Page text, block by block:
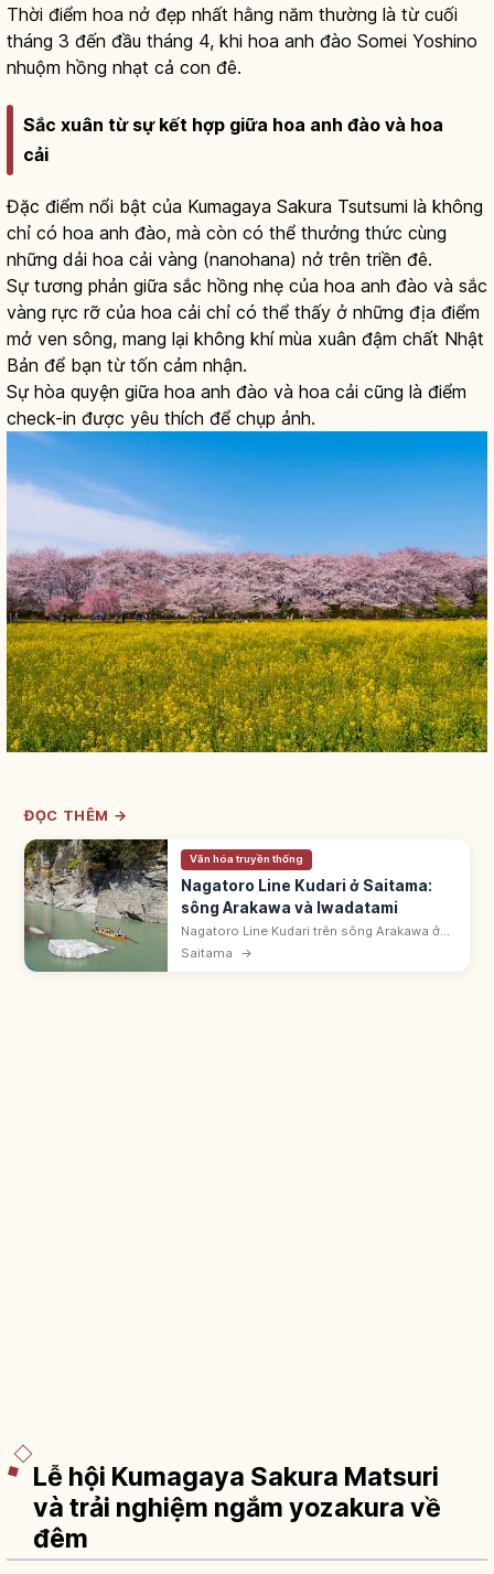
Thời điểm hoa nở đẹp nhất hằng năm thường là từ cuối
tháng 3 đến đầu tháng 4, khi hoa anh đào Somei Yoshino
nhuộm hồng nhạt cả con đê.
Sắc xuân từ sự kết hợp giữa hoa anh đào và hoa
cải
Đặc điểm nổi bật của Kumagaya Sakura Tsutsumi là không
chỉ có hoa anh đào, mà còn có thể thưởng thức cùng
những dải hoa cải vàng (nanohana) nở trên triền đê.
Sự tương phản giữa sắc hồng nhẹ của hoa anh đào và sắc
vàng rực rỡ của hoa cải chỉ có thể thấy ở những địa điểm
mở ven sông, mang lại không khí mùa xuân đậm chất Nhật
Bản để bạn từ tốn cảm nhận.
Sự hòa quyện giữa hoa anh đào và hoa cải cũng là điểm
check-in được yêu thích để chụp ảnh.
ĐỌC THÊM →
Văn hóa truyền thống
Nagatoro Line Kudari ở Saitama:
sông Arakawa và Iwadatami
Nagatoro Line Kudari trên sông Arakawa ở
Chichibu (Saitama), tuyến ~3km/chặng.
Saitama →
Lễ hội Kumagaya Sakura Matsuri
và trải nghiệm ngắm yozakura về
đêm